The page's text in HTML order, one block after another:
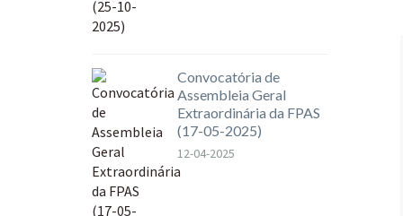
Convocatória de
Assembleia Geral
Extraordinária da FPAS
(17-05-2025)
12-04-2025